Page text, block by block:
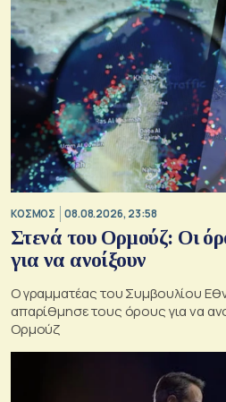
ΚΟΣΜΟΣ 08.08.2026, 23:58
Στενά του Ορμούζ: Οι
για να ανοίξουν
Ο γραμματέας του Συμβουλίου
απαρίθμησε τους όρους για να
Ορμούζ